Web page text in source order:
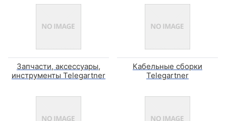
Запчасти, аксессуары,
инструменты Telegartner
Кабельные сборки
Telegartner